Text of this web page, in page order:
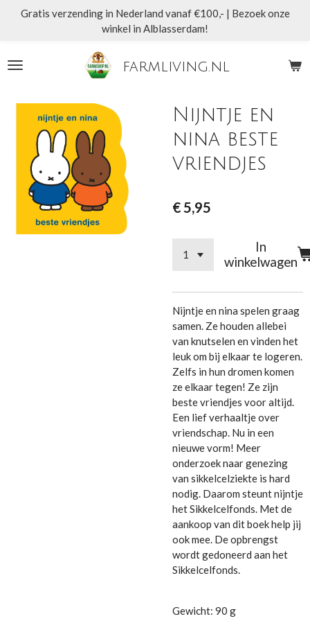
de
farmliving.nl
Gratis verzending in Nederland vanaf €100,- | Bezoek onze
winkel in Alblasserdam!
Nijntje en
nina beste
vriendjes
€ 5,95
In
winkelwagen
Nijntje en nina spelen graag
samen. Ze houden allebei
van knutselen en vinden het
leuk om bij elkaar te logeren.
Zelfs in hun dromen komen
ze elkaar tegen! Ze zijn
beste vriendjes voor altijd.
Een lief verhaaltje over
vriendschap. Nu in een
nieuwe vorm! Meer
onderzoek naar genezing
van sikkelcelziekte is hard
nodig. Daarom steunt nijntje
het Sikkelcelfonds. Met de
aankoop van dit boek help jij
ook mee. De opbrengst
wordt gedoneerd aan het
Sikkelcelfonds.
Gewicht: 90 g